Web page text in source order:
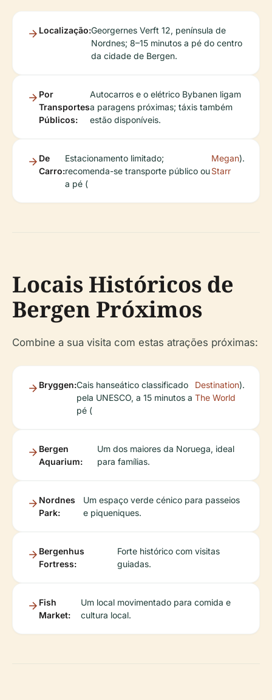
Localização:Georgernes Verft 12, península de
Nordnes; 8–15 minutos a pé do centro
da cidade de Bergen.
Por
Transportes
Públicos:
Autocarros e o elétrico Bybanen ligam
a paragens próximas; táxis também
estão disponíveis.
De
Carro:
Estacionamento limitado;
recomenda-se transporte público ou
a pé (
Megan
Starr
).
Locais Históricos de
Bergen Próximos
Combine a sua visita com estas atrações próximas:
Bryggen:Cais hanseático classificado
pela UNESCO, a 15 minutos a
pé (
Destination
The World
).
Bergen
Aquarium:
Um dos maiores da Noruega, ideal
para famílias.
Nordnes
Park:
Um espaço verde cénico para passeios
e piqueniques.
Bergenhus
Fortress:
Forte histórico com visitas
guiadas.
Fish
Market:
Um local movimentado para comida e
cultura local.